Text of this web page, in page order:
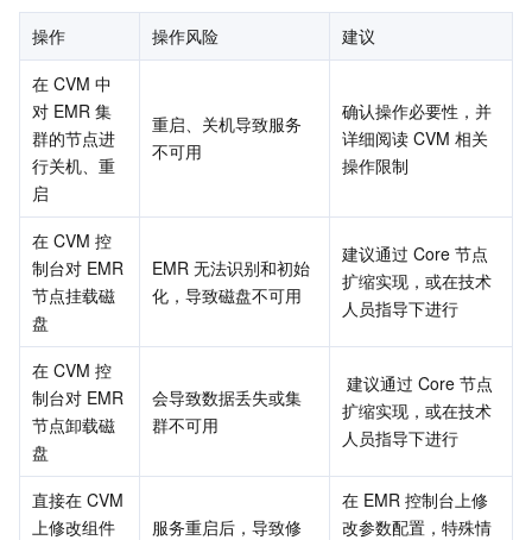
多模态智能数据湖 TCLake
腾讯混元大模型
大模型服务平台 TokenHub
消息队列 Pulsar 版
消息队列 MQTT 版
消息队列 CMQ 版
邮件推送
实时音视频
实时互动-教育版
实时互动-工业能源版
云联络中心
媒体直播
媒体包装
媒体传输
云点播
媒体点播
直播录制
媒体处理
媒体处理
云桌面
视频终端SDK
短视频 SDK
互动白板
医疗服务
数智医疗影像平台
智能预问诊
云资源管理
API
智能顾问
开发者工具
云原生构建
Low Code
云开发 CloudBase
监控与运维
操作 操作风险
建议
在 CVM 中
对 EMR 集
群的节点进
行关机、重
启
重启、关机导致服务
不可用
确认操作必要性，并
详细阅读 CVM 相关
操作限制
在 CVM 控
制台对 EMR
节点挂载磁
盘
EMR 无法识别和初始
化，导致磁盘不可用
建议通过 Core 节点
扩缩实现，或在技术
人员指导下进行
在 CVM 控
制台对 EMR
节点卸载磁
盘
会导致数据丢失或集
群不可用
扩缩实现，或在技术
人员指导下进行
直接在 CVM
上修改组件
服务重启后，导致修
在 EMR 控制台上修
改参数配置，特殊情